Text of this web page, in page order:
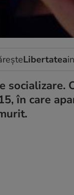
Libertatea
în care